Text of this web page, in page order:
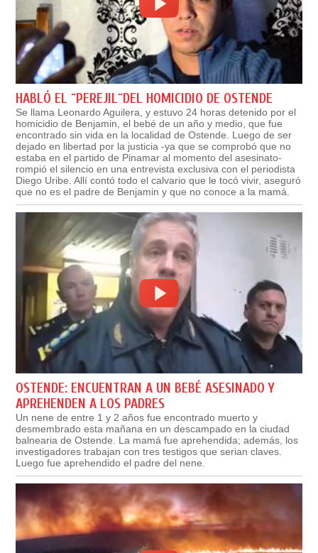
HABLÓ EL ¨PEREJIL¨DEL HOMICIDIO DE OSTENDE
Se llama Leonardo Aguilera, y estuvo 24 horas detenido por el
homicidio de Benjamin, el bebé de un año y medio, que fue
encontrado sin vida en la localidad de Ostende. Luego de ser
dejado en libertad por la justicia -ya que se comprobó que no
estaba en el partido de Pinamar al momento del asesinato-
rompió el silencio en una entrevista exclusiva con el periodista
Diego Uribe. Allí contó todo el calvario que le tocó vivir, aseguró
que no es el padre de Benjamin y que no conoce a la mamá.
OSTENDE: ENCUENTRAN A UN BEBÉ ASESINADO Y
APREHENDEN A LOS PADRES
Un nene de entre 1 y 2 años fue encontrado muerto y
desmembrado esta mañana en un descampado en la ciudad
balnearia de Ostende. La mamá fue aprehendida; además, los
investigadores trabajan con tres testigos que serian claves.
Luego fue aprehendido el padre del nene.